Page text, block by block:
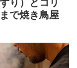
り）とコリ
で焼き鳥屋